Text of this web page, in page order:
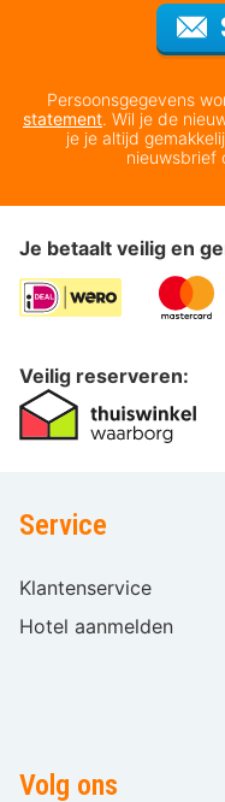
Persoonsgegevens
statement. Wil je de
je je altijd
nieuwsbrief
Je betaalt veilig en
Veilig reserveren:
Service
Klantenservice
Hotel aanmelden
Volg ons